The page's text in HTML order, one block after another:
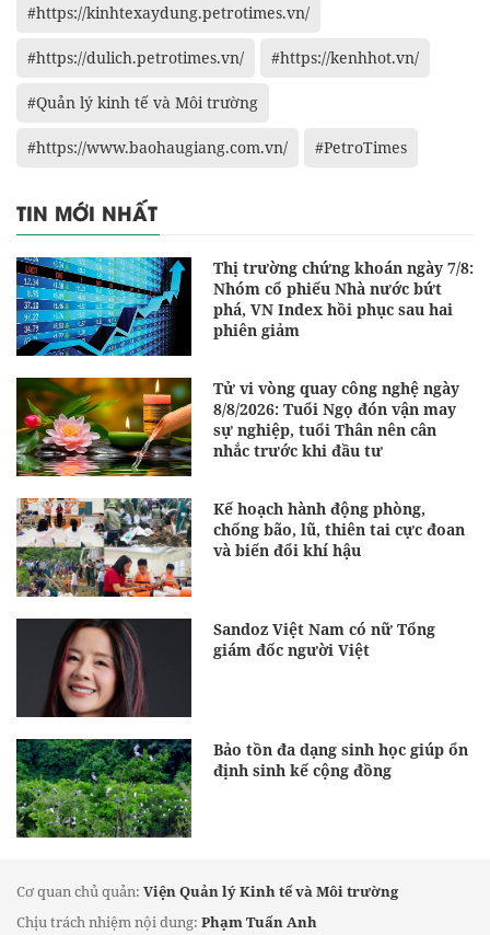
#https://kinhtexaydung.petrotimes.vn/
#https://dulich.petrotimes.vn/ #https://kenhhot.vn/
#Quản lý kinh tế và Môi trường
#https://www.baohaugiang.com.vn/ #PetroTimes
TIN MỚI NHẤT
Thị trường chứng khoán ngày 7/8:
Nhóm cổ phiếu Nhà nước bứt
phá, VN Index hồi phục sau hai
phiên giảm
Tử vi vòng quay công nghệ ngày
8/8/2026: Tuổi Ngọ đón vận may
sự nghiệp, tuổi Thân nên cân
nhắc trước khi đầu tư
Kế hoạch hành động phòng,
chống bão, lũ, thiên tai cực đoan
và biến đổi khí hậu
Sandoz Việt Nam có nữ Tổng
giám đốc người Việt
Bảo tồn đa dạng sinh học giúp ổn
định sinh kế cộng đồng
Cơ quan chủ quản: Viện Quản lý Kinh tế và Môi trường
Chịu trách nhiệm nội dung: Phạm Tuấn Anh